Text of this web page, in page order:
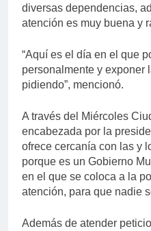
diversas dependencias,
atención es muy buena y
“Aquí es el día en el que
personalmente y exponer
pidiendo”, mencionó.
A través del Miércoles
encabezada por la
ofrece cercanía con las y
porque es un Gobierno
en el que se coloca a la
atención, para que nadie
Además de atender